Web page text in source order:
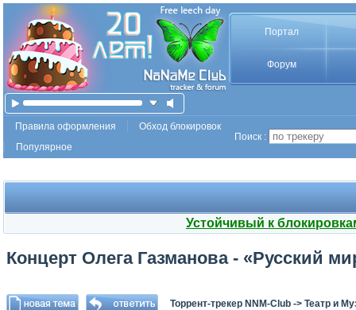
Портал
Форум
Правила оформления
Обход блокировок
Популярное
Поиск :
Устойчивый к
Концерт Олега Газманова - «Русский
Торрент-трекер NNM-Club -> Театр и